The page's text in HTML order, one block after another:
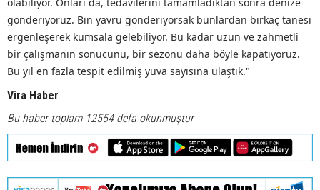
gönderiyoruz. Bin yavru gönderiyorsak bunlardan birkaç tanesi
ergenleşerek kumsala gelebiliyor. Bu kadar uzun ve zahmetli
bir çalışmanın sonucunu, bir sezonu daha böyle kapatıyoruz.
Bu yıl en fazla tespit edilmiş yuva sayısına ulaştık."
Vira Haber
Bu haber toplam 12554 defa okunmuştur